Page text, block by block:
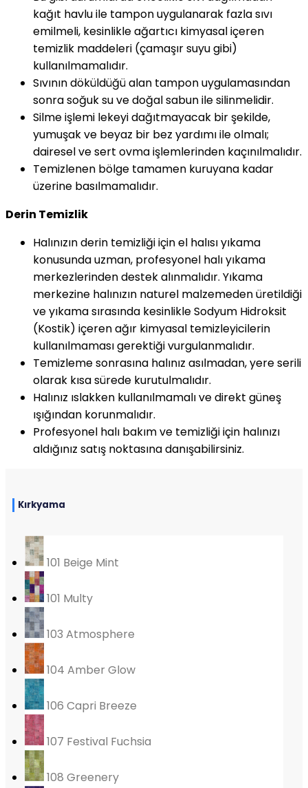
kağıt havlu ile tampon uygulanarak fazla sıvı
emilmeli, kesinlikle ağartıcı kimyasal içeren
temizlik maddeleri (çamaşır suyu gibi)
kullanılmamalıdır.
Sıvının döküldüğü alan tampon uygulamasından
sonra soğuk su ve doğal sabun ile silinmelidir.
Silme işlemi lekeyi dağıtmayacak bir şekilde,
yumuşak ve beyaz bir bez yardımı ile olmalı;
dairesel ve sert ovma işlemlerinden kaçınılmalıdır.
Temizlenen bölge tamamen kuruyana kadar
üzerine basılmamalıdır.
Derin Temizlik
Halınızın derin temizliği için el halısı yıkama
konusunda uzman, profesyonel halı yıkama
merkezlerinden destek alınmalıdır. Yıkama
merkezine halınızın naturel malzemeden üretildiği
ve yıkama sırasında kesinlikle Sodyum Hidroksit
(Kostik) içeren ağır kimyasal temizleyicilerin
kullanılmaması gerektiği vurgulanmalıdır.
Temizleme sonrasına halınız asılmadan, yere serili
olarak kısa sürede kurutulmalıdır.
Halınız ıslakken kullanılmamalı ve direkt güneş
ışığından korunmalıdır.
Profesyonel halı bakım ve temizliği için halınızı
aldığınız satış noktasına danışabilirsiniz.
Kırkyama
101 Beige Mint
101 Multy
103 Atmosphere
104 Amber Glow
106 Capri Breeze
107 Festival Fuchsia
108 Greenery